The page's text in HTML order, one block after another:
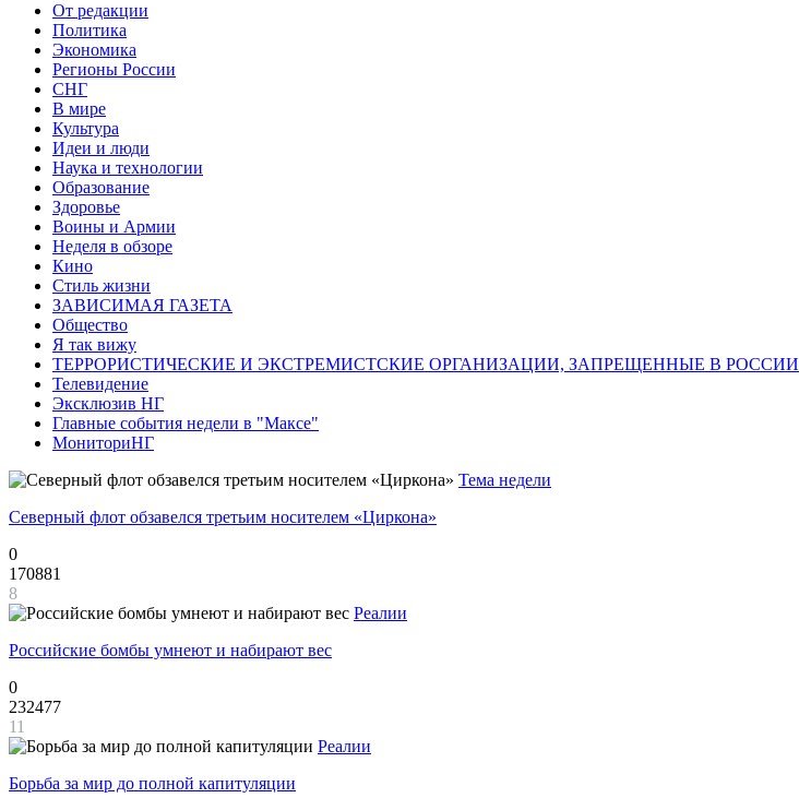
От редакции
Политика
Экономика
Регионы России
СНГ
В мире
Культура
Идеи и люди
Наука и технологии
Образование
Здоровье
Воины и Армии
Неделя в обзоре
Кино
Стиль жизни
ЗАВИСИМАЯ ГАЗЕТА
Общество
Я так вижу
ТЕРРОРИСТИЧЕСКИЕ И ЭКСТРЕМИСТСКИЕ ОРГАНИЗАЦИИ, ЗАПРЕЩЕННЫЕ В РОССИИ
Телевидение
Эксклюзив НГ
Главные события недели в "Максе"
МониториНГ
Тема недели
Северный флот обзавелся третьим носителем «Циркона»
0
170881
8
Реалии
Российские бомбы умнеют и набирают вес
0
232477
11
Реалии
Борьба за мир до полной капитуляции